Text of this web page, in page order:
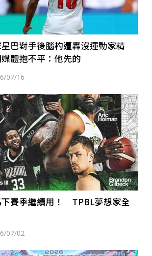
巴對手後腦杓遭轟沒運動家精
體抱不平：他先的
07/16
下賽季繼續用！ TPBL夢想家全
07/02